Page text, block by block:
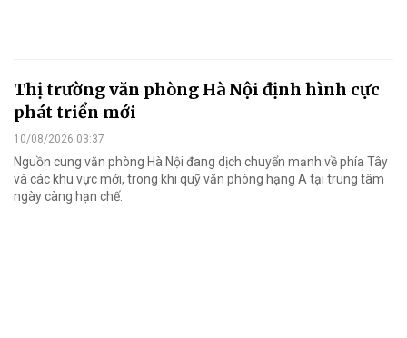
Thị trường văn phòng Hà Nội định hình cực
phát triển mới
10/08/2026 03:37
Nguồn cung văn phòng Hà Nội đang dịch chuyển mạnh về phía Tây
và các khu vực mới, trong khi quỹ văn phòng hạng A tại trung tâm
ngày càng hạn chế.